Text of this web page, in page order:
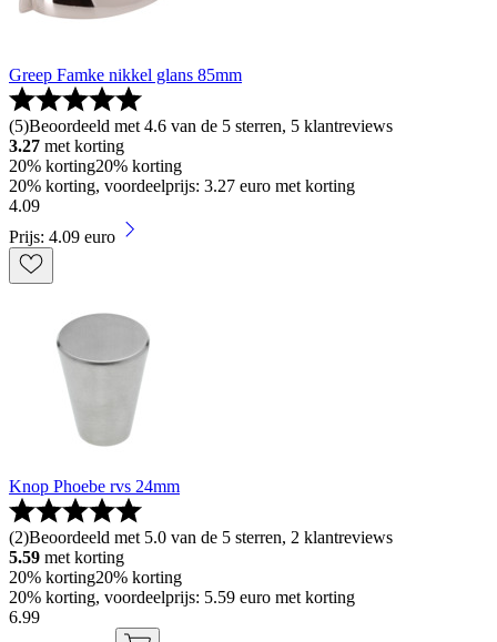
Greep Famke nikkel glans 85mm
(5)Beoordeeld met 4.6 van de 5 sterren, 5 klantreviews
3.27 met korting
20% korting20% korting
20% korting, voordeelprijs: 3.27 euro met korting
4.09
Prijs: 4.09 euro
Knop Phoebe rvs 24mm
(2)Beoordeeld met 5.0 van de 5 sterren, 2 klantreviews
5.59 met korting
20% korting20% korting
20% korting, voordeelprijs: 5.59 euro met korting
6.99